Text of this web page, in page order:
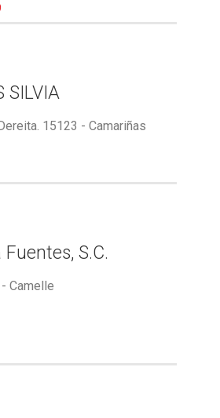
SILVIA
15123 - Camariñas
S.C.
Camelle